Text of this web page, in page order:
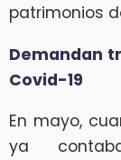
patrimonios
Demandan
Covid-19
En mayo,
ya